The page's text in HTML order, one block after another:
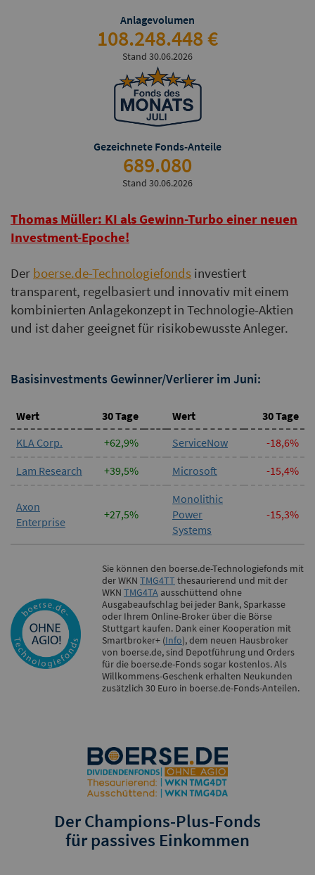
Anlagevolumen
108.248.448 €
Stand 30.06.2026
Gezeichnete Fonds-Anteile
689.080
Stand 30.06.2026
Thomas Müller: KI als Gewinn-Turbo einer neuen
Investment-Epoche!
Der boerse.de-Technologiefonds investiert
transparent, regelbasiert und innovativ mit einem
kombinierten Anlagekonzept in Technologie-Aktien
und ist daher geeignet für risikobewusste Anleger.
Basisinvestments Gewinner/Verlierer im Juni:
Wert 30 Tage Wert
30 Tage
KLA Corp.
+62,9% ServiceNow
-18,6%
Lam Research
+39,5% Microsoft -15,4%
Axon
Enterprise
+27,5%
Monolithic
Power
Systems
-15,3%
Sie können den boerse.de-Technologiefonds mit
der WKN TMG4TT thesaurierend und mit der
WKN TMG4TA ausschüttend ohne
Ausgabeaufschlag bei jeder Bank, Sparkasse
oder Ihrem Online-Broker über die Börse
Stuttgart kaufen. Dank einer Kooperation mit
Smartbroker+ (Info), dem neuen Hausbroker
von boerse.de, sind Depotführung und Orders
für die boerse.de-Fonds sogar kostenlos. Als
Willkommens-Geschenk erhalten Neukunden
zusätzlich 30 Euro in boerse.de-Fonds-Anteilen.
Der Champions-Plus-Fonds
für passives Einkommen